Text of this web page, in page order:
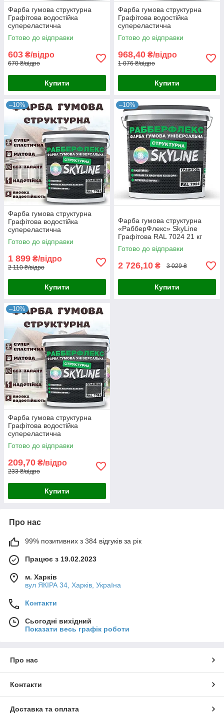
Фарба гумова структурна
Графітова водостійка
супереластична
універсальна емаль
«РабберФлекс» SkyLine для
зовнішніх робіт 4.2 кг
Готово до відправки
603 ₴/відро
670 ₴/відро
Купити
Фарба гумова структурна
Графітова водостійка
супереластична
універсальна емаль
«РабберФлекс» SkyLine для
зовнішніх робіт 7 кг
Готово до відправки
968,40 ₴/відро
1 076 ₴/відро
Купити
–10%
Фарба гумова структурна
Графітова водостійка
супереластична
універсальна емаль
«РабберФлекс» SkyLine для
зовнішніх робіт 14 кг
Готово до відправки
1 899 ₴/відро
2 110 ₴/відро
Купити
–10%
Фарба гумова структурна
«РабберФлекс» SkyLine
Графітова RAL 7024 21 кг
Готово до відправки
2 726,10 ₴ 3 029 ₴
Купити
–10%
Фарба гумова структурна
Графітова водостійка
супереластична
універсальна емаль
«РабберФлекс» SkyLine для
зовнішніх робіт 1.4 кг
Готово до відправки
209,70 ₴/відро
233 ₴/відро
Купити
Про нас
99% позитивних з 384 відгуків за рік
Працює з 19.02.2023
м. Харків
вул ЯКІРА 34, Харків, Україна
Контакти
Сьогодні вихідний
Показати весь графік роботи
Про нас
Контакти
Доставка та оплата